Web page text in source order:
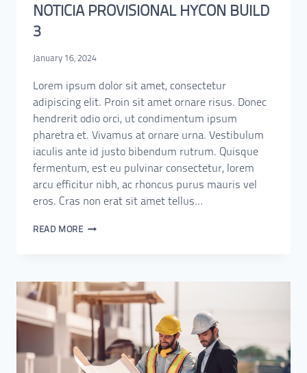
NOTICIA PROVISIONAL HYCON BUILD
3
January 16, 2024
Lorem ipsum dolor sit amet, consectetur
adipiscing elit. Proin sit amet ornare risus. Donec
hendrerit odio orci, ut condimentum ipsum
pharetra et. Vivamus at ornare urna. Vestibulum
iaculis ante id justo bibendum rutrum. Quisque
fermentum, est eu pulvinar consectetur, lorem
arcu efficitur nibh, ac rhoncus purus mauris vel
eros. Cras non erat sit amet tellus…
READ MORE